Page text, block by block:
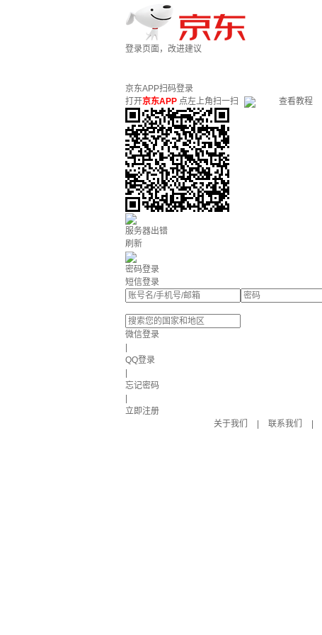
登录页面，改进建议
京东APP扫码登录
打开京东APP 点左上角扫一扫 查看教程
服务器出错
刷新
密码登录
短信登录
微信登录
QQ登录
忘记密码
立即注册
关于我们
联系我们